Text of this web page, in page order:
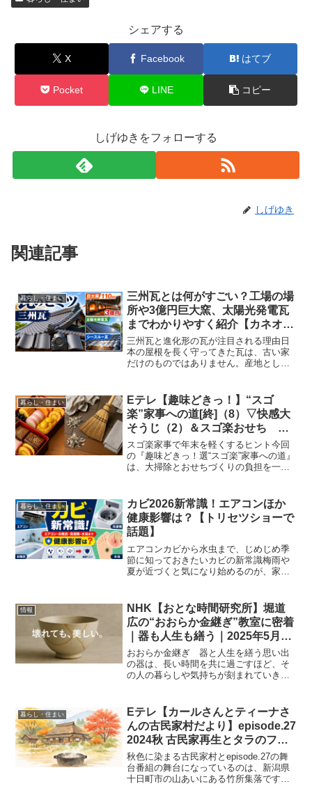
シェアする
X Facebook はてブ
Pocket LINE コピー
しげゆきをフォローする
しげゆき
関連記事
暮らし・住まい
三州瓦とは何がすごい？工場の場
所や3億円巨大窯、太陽光発電瓦
までわかりやすく紹介【カネオく
んで話題】
三州瓦と進化形の瓦が注目される理由日
本の屋根を長く守ってきた瓦は、古い家
だけのものではありません。産地として
合わせて進化しています。『有吉のお金
発見 突撃！カネオくん ...
暮らし・住まい
Eテレ【趣味どきっ！】“スゴ
楽”家事への道[終]（8）▽快感大
そうじ（2）＆スゴ楽おせち 濡
らし新聞掃除で玄関ピカピカ！保
存袋栗きんとん＆電子レンジ松風
焼きの裏ワザまとめ｜2025年11
スゴ楽家事で年末を軽くするヒント今回
の『趣味どきっ！選“スゴ楽”家事への道』
は、大掃除とおせちづくりの負担を一気
の掃除ワザ、そしてえびのうま煮・栗き
んとん・松風焼きといっ...
暮らし・住まい
カビ2026新常識！エアコンほか
健康影響は？【トリセツショーで
話題】
エアコンカビから水虫まで、じめじめ季
節に知っておきたいカビの新常識梅雨や
夏が近づくと気になり始めるのが、家の
お風呂場のすき間など、ふだん気づきに
くい場所でもカビは増えや...
情報
NHK【おとな時間研究所】堀道
広の“おおらか金継ぎ”教室に密着
｜器も人生も繕う｜2025年5月2
日
おおらか金継ぎ 器と人生を繕う思い出
の器は、長い時間を共に過ごすほど、そ
の人の暮らしや気持ちが刻まれていきま
輝きを取り戻す様子には、単なる修復以
上の深い意味があります。今...
暮らし・住まい
Eテレ【カールさんとティーナさ
んの古民家村だより】episode.27
2024秋 古民家再生とタラのフリ
カッセ、ムカゴご飯で味わう秋の
山里｜2026年2月26日
秋色に染まる古民家村とepisode.27の舞
台番組の舞台になっているのは、新潟県
十日町市の山あいにある竹所集落です。